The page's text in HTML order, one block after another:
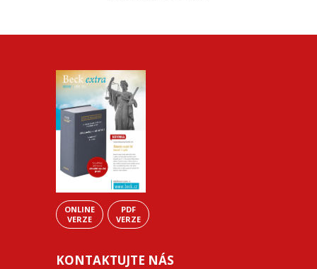
ONLINE
VERZE
PDF
VERZE
KONTAKTUJTE NÁS